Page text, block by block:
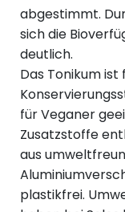
abgestimmt.
sich die
deutlich.
Das Tonikum
für Veganer
Zusatzstoffe
aus
plastikfrei.